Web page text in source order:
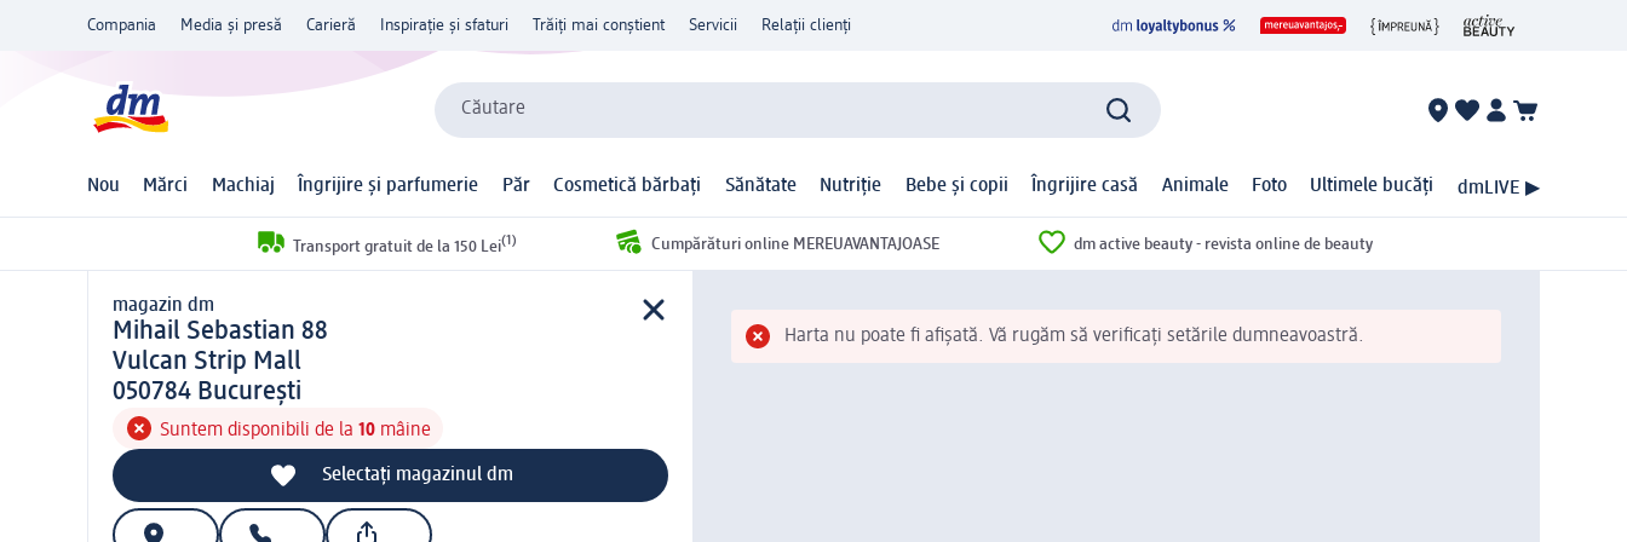
Compania Media și presă Carieră Inspirație și sfaturi Trăiți mai conștient Servicii Relații clienți
Căutare
Nou Mărci Machiaj Îngrijire și parfumerie Păr Cosmetică bărbați Sănătate Nutriție Bebe și copii Îngrijire casă Animale Foto Ultimele bucăți dmLIVE ▶
Transport gratuit de la 150 Lei(1) Cumpărături online MEREUAVANTAJOASE dm active beauty - revista online de beauty
Harta nu poate fi afișată. Vă rugăm să verificați setările dumneavoastră.
magazin d m
magazin dm
Mihail Sebastian 88
Vulcan Strip Mall
0 5 0 7 8 4
050784 Bucureşti
Suntem disponibili de la 10 mâine
Selectați magazinul dm